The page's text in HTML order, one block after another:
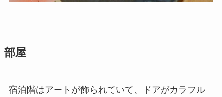
部屋
宿泊階はアートが飾られていて、ドアがカラフル